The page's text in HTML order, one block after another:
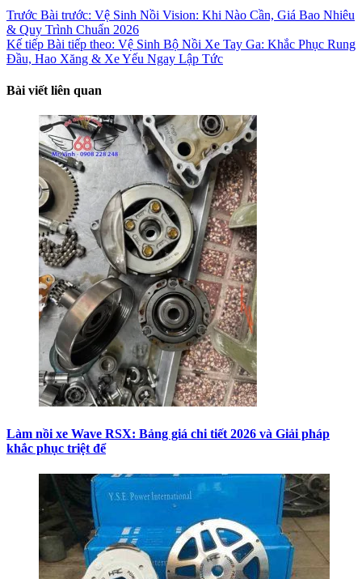
Trước Bài trước: Vệ Sinh Nồi Vision: Khi Nào Cần, Giá Bao Nhiêu
& Quy Trình Chuẩn 2026
Kế tiếp Bài tiếp theo: Vệ Sinh Bộ Nồi Xe Tay Ga: Khắc Phục Rung
Đầu, Hao Xăng & Xe Yếu Ngay Lập Tức
Bài viết liên quan
Làm nồi xe Wave RSX: Bảng giá chi tiết 2026 và Giải pháp
khắc phục triệt để